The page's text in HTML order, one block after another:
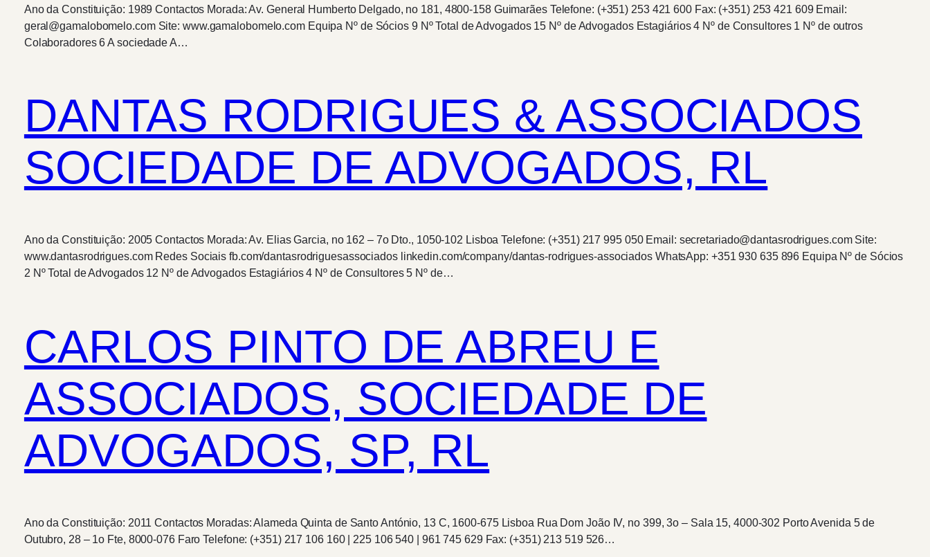
Ano da Constituição: 1989 Contactos Morada: Av. General Humberto Delgado, no 181, 4800-158 Guimarães Telefone: (+351) 253 421 600 Fax: (+351) 253 421 609 Email:
geral@gamalobomelo.com Site: www.gamalobomelo.com Equipa Nº de Sócios 9 Nº Total de Advogados 15 Nº de Advogados Estagiários 4 Nº de Consultores 1 Nº de outros
Colaboradores 6 A sociedade A…
DANTAS RODRIGUES & ASSOCIADOS
SOCIEDADE DE ADVOGADOS, RL
Ano da Constituição: 2005 Contactos Morada: Av. Elias Garcia, no 162 – 7o Dto., 1050-102 Lisboa Telefone: (+351) 217 995 050 Email: secretariado@dantasrodrigues.com Site:
www.dantasrodrigues.com Redes Sociais fb.com/dantasrodriguesassociados linkedin.com/company/dantas-rodrigues-associados WhatsApp: +351 930 635 896 Equipa Nº de Sócios
2 Nº Total de Advogados 12 Nº de Advogados Estagiários 4 Nº de Consultores 5 Nº de…
CARLOS PINTO DE ABREU E
ASSOCIADOS, SOCIEDADE DE
ADVOGADOS, SP, RL
Ano da Constituição: 2011 Contactos Moradas: Alameda Quinta de Santo António, 13 C, 1600-675 Lisboa Rua Dom João IV, no 399, 3o – Sala 15, 4000-302 Porto Avenida 5 de
Outubro, 28 – 1o Fte, 8000-076 Faro Telefone: (+351) 217 106 160 | 225 106 540 | 961 745 629 Fax: (+351) 213 519 526…